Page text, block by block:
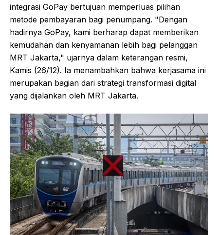
integrasi GoPay bertujuan memperluas pilihan
metode pembayaran bagi penumpang. "Dengan
hadirnya GoPay, kami berharap dapat memberikan
kemudahan dan kenyamanan lebih bagi pelanggan
MRT Jakarta," ujarnya dalam keterangan resmi,
Kamis (26/12). Ia menambahkan bahwa kerjasama ini
merupakan bagian dari strategi transformasi digital
yang dijalankan oleh MRT Jakarta.